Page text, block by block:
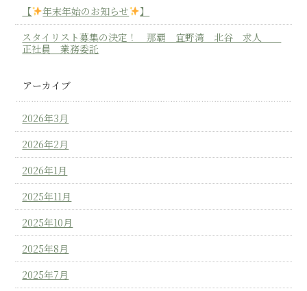
【
年末年始のお知らせ
】
スタイリスト募集の決定！ 那覇 宜野湾 北谷 求人
正社員 業務委託
アーカイブ
2026年3月
2026年2月
2026年1月
2025年11月
2025年10月
2025年8月
2025年7月